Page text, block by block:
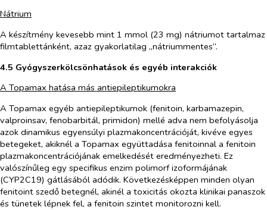
Nátrium
A készítmény kevesebb mint 1 mmol (23 mg) nátriumot tartalmaz
filmtablettánként, azaz gyakorlatilag „nátriummentes”.
4.5 Gyógyszerkölcsönhatások és egyéb interakciók
A Topamax hatása más antiepileptikumokra
A Topamax egyéb antiepileptikumok (fenitoin, karbamazepin,
valproinsav, fenobarbitál, primidon) mellé adva nem befolyásolja
azok dinamikus egyensúlyi plazmakoncentrációját, kivéve egyes
betegeket, akiknél a Topamax együttadása fenitoinnal a fenitoin
plazmakoncentrációjának emelkedését eredményezheti. Ez
valószínűleg egy specifikus enzim polimorf izoformájának
(CYP2C19) gátlásából adódik. Következésképpen minden olyan
fenitoint szedő betegnél, akinél a toxicitás okozta klinikai panaszok
és tünetek lépnek fel, a fenitoin szintet monitorozni kell.